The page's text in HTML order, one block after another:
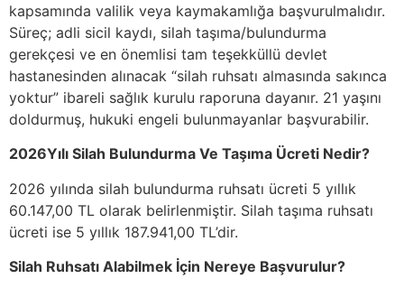
kapsamında valilik veya kaymakamlığa başvurulmalıdır.
Süreç; adli sicil kaydı, silah taşıma/bulundurma
gerekçesi ve en önemlisi tam teşekküllü devlet
hastanesinden alınacak “silah ruhsatı almasında sakınca
yoktur” ibareli sağlık kurulu raporuna dayanır. 21 yaşını
doldurmuş, hukuki engeli bulunmayanlar başvurabilir.
2026Yılı Silah Bulundurma Ve Taşıma Ücreti Nedir?
2026 yılında silah bulundurma ruhsatı ücreti 5 yıllık
60.147,00 TL olarak belirlenmiştir. Silah taşıma ruhsatı
ücreti ise 5 yıllık 187.941,00 TL’dir.
Silah Ruhsatı Alabilmek İçin Nereye Başvurulur?